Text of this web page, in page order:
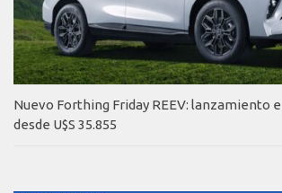
Nuevo Forthing Friday REEV: lanzamiento
desde U$S 35.855